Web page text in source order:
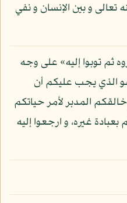
تعالى و بين الإنسان و نفي
ثم توبوا إليه» على وجه
هو الذي يجب عليكم أن
المدبر لأمر حياتكم
غيره، و ارجعوا إليه